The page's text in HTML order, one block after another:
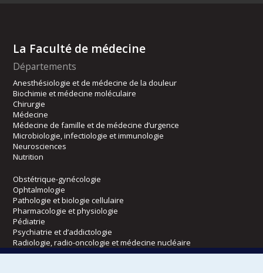
La Faculté de médecine
Départements
Anesthésiologie et de médecine de la douleur
Biochimie et médecine moléculaire
Chirurgie
Médecine
Médecine de famille et de médecine d’urgence
Microbiologie, infectiologie et immunologie
Neurosciences
Nutrition
Obstétrique-gynécologie
Ophtalmologie
Pathologie et biologie cellulaire
Pharmacologie et physiologie
Pédiatrie
Psychiatrie et d’addictologie
Radiologie, radio-oncologie et médecine nucléaire